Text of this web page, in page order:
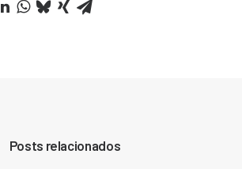
Posts relacionados